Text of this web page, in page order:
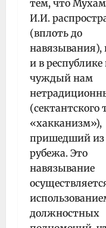
тем, что
И.И.
(вплоть до
навязывания),
и в
чуждый нам
(сектантского
«хакканизм»),
пришедший из
рубежа. Это
навязывание
должностных